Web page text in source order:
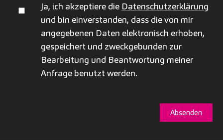
Ja, ich akzeptiere die Datenschutzerklärung
und bin einverstanden, dass die von mir
angegebenen Daten elektronisch erhoben,
gespeichert und zweckgebunden zur
Bearbeitung und Beantwortung meiner
Anfrage benutzt werden.